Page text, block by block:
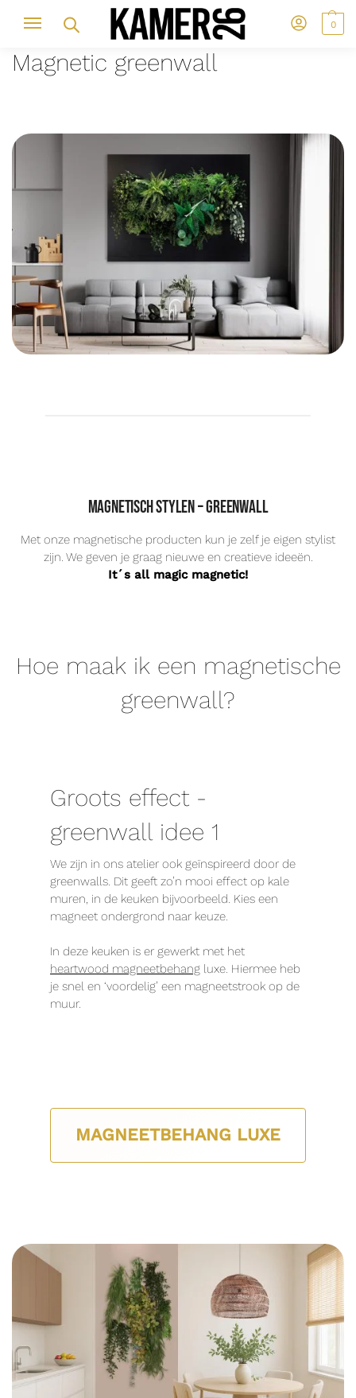
0
Magnetic greenwall
Magnetisch stylen – greenwall
Met onze magnetische producten kun je zelf je eigen stylist
zijn. We geven je graag nieuwe en creatieve ideeën.
It´s all magic magnetic!
Hoe maak ik een magnetische
greenwall?
Groots effect -
greenwall idee 1
We zijn in ons atelier ook geïnspireerd door de
greenwalls. Dit geeft zo’n mooi effect op kale
muren, in de keuken bijvoorbeeld. Kies een
magneet ondergrond naar keuze.
In deze keuken is er gewerkt met het
heartwood magneetbehang luxe. Hiermee heb
je snel en ‘voordelig’ een magneetstrook op de
muur.
MAGNEETBEHANG LUXE